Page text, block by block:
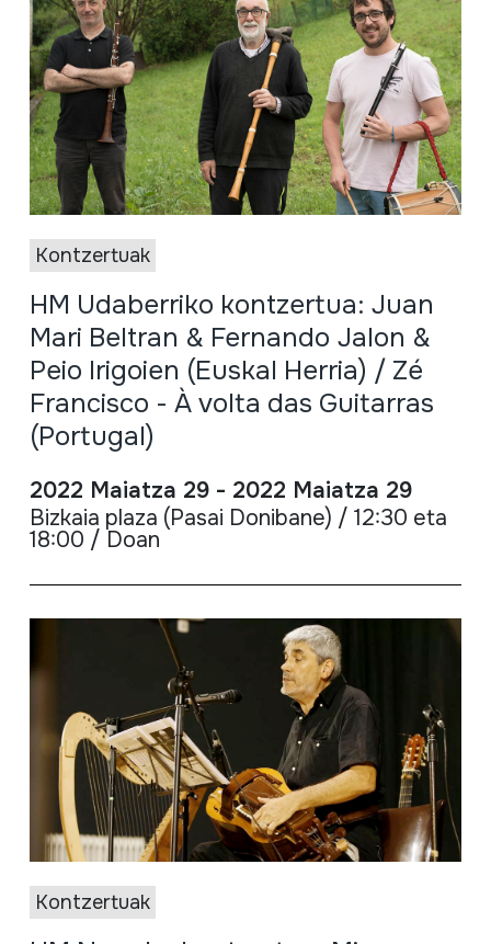
Kontzertuak
HM Udaberriko kontzertua: Juan
Mari Beltran & Fernando Jalon &
Peio Irigoien (Euskal Herria) / Zé
Francisco - À volta das Guitarras
(Portugal)
2022 Maiatza 29 - 2022 Maiatza 29
Bizkaia plaza (Pasai Donibane) / 12:30 eta
18:00 / Doan
Kontzertuak